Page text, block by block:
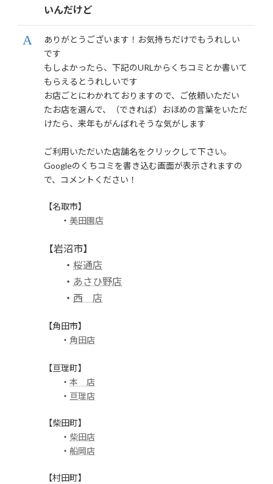
いんだけど
ありがとうございます！お気持ちだけでもうれしい
です
もしよかったら、下記のURLからくちコミとか書いて
もらえるとうれしいです
お店ごとにわかれておりますので、ご依頼いただい
たお店を選んで、（できれば）おほめの言葉をいただ
けたら、来年もがんばれそうな気がします
ご利用いただいた店舗名をクリックして下さい。
Googleのくちコミを書き込む画面が表示されますの
で、コメントください！
【名取市】
・ 美田園店
【岩沼市】
・ 桜通店
・ あさひ野店
・ 西 店
【角田市】
・ 角田店
【亘理町】
・ 本 店
・ 亘理店
【柴田町】
・ 柴田店
・ 船岡店
【村田町】